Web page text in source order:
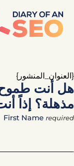
{العنوان_المنشور}
هل أنت طموح
مذهلة؟ إذاً
First Name required